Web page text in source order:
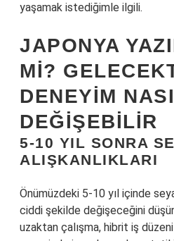
yaşamak istediğimle ilgili.
JAPONYA
MI?
DENEYIM
DEĞIŞEBILIR
5-10 YIL SONRA
ALIŞKANLIKLARI
Önümüzdeki 5-10 yıl içinde
ciddi şekilde değişeceğini
uzaktan çalışma, hibrit iş